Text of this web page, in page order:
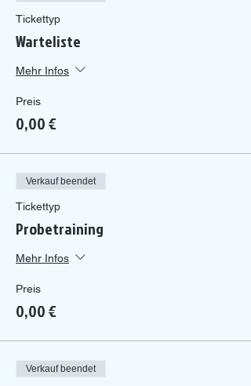
Tickettyp
Warteliste
Mehr Infos
Preis
0,00 €
Verkauf beendet
Tickettyp
Probetraining
Mehr Infos
Preis
0,00 €
Verkauf beendet